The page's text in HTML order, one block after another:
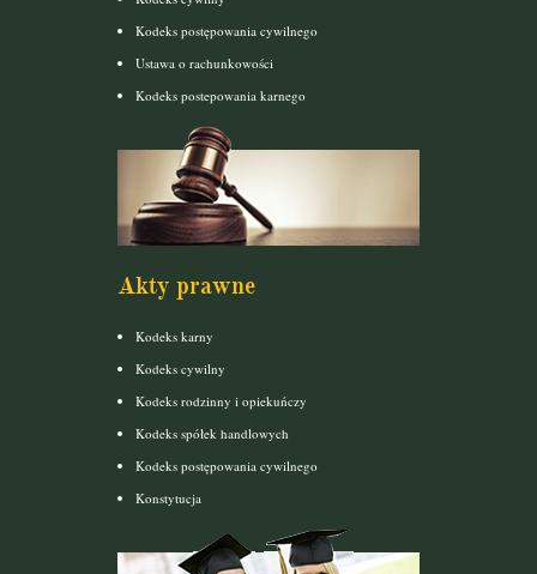
Kodeks postępowania cywilnego
Ustawa o rachunkowości
Kodeks postepowania karnego
Akty prawne
Kodeks karny
Kodeks cywilny
Kodeks rodzinny i opiekuńczy
Kodeks spółek handlowych
Kodeks postępowania cywilnego
Konstytucja